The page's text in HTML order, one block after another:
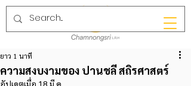
ความสงบงามของ ปานชลี สถิรศาสตร์
ยาว 1 นาที
อัปเดตเมื่อ 18 มี.ค.